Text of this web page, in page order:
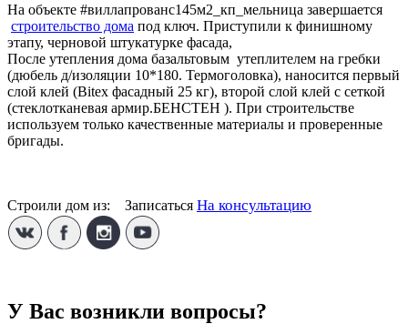
На объекте #виллапрованс145м2_кп_мельница завершается
строительство дома под ключ. Приступили к финишному
этапу, черновой штукатурке фасада,
После утепления дома базальтовым утеплителем на гребки
(дюбель д/изоляции 10*180. Термоголовка), наносится первый
слой клей (Bitex фасадный 25 кг), второй слой клей с сеткой
(стеклотканевая армир.БЕНСТЕН ). При строительстве
используем только качественные материалы и проверенные
бригады.
Строили дом из: Записаться На консультацию
У Вас возникли вопросы?